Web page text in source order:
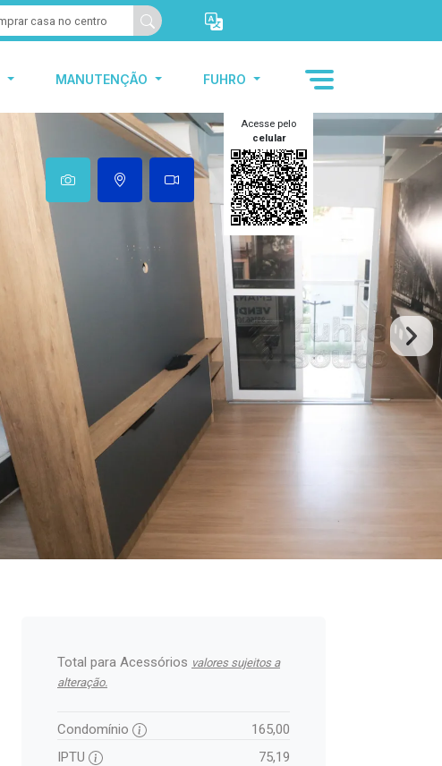
MANUTENÇÃO FUHRO
Acesse pelo
celular
Total para Acessórios valores sujeitos a
alteração.
Condomínio
165,00
IPTU
75,19